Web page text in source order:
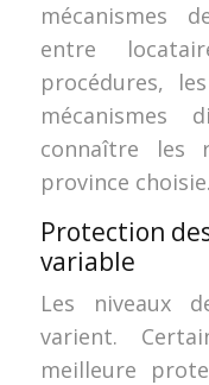
mécanismes
entre
procédures,
connaître les
province choisie.
Protection
variable
Les niveaux
varient.
meilleure